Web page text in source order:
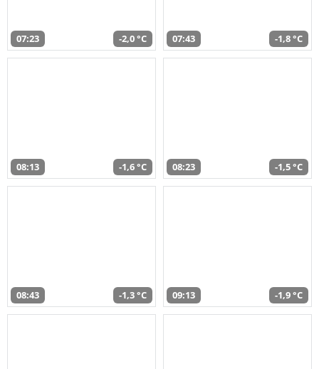
07:23 -2,0 °C 07:43 -1,8 °C
08:13 -1,6 °C 08:23 -1,5 °C
08:43 -1,3 °C 09:13 -1,9 °C